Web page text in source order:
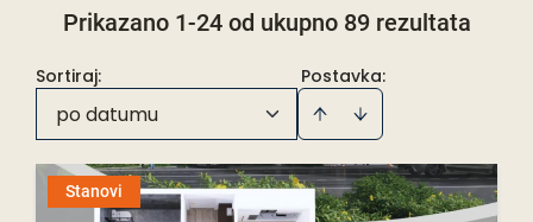
Prikazano 1-24 od ukupno 89 rezultata
Postavka:
Sortiraj:
po datumu
Stanovi